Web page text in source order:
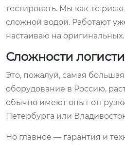
тестировать. Мы как-то
сложной водой. Работают
настаиваю на оригинальных.
Сложности
Это, пожалуй, самая
оборудование в Россию,
обычно имеют опыт
Петербурга или
Но главное — гарантия и